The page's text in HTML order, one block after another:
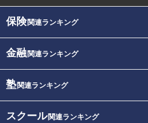
保険関連ランキング
金融関連ランキング
塾関連ランキング
スクール関連ランキング